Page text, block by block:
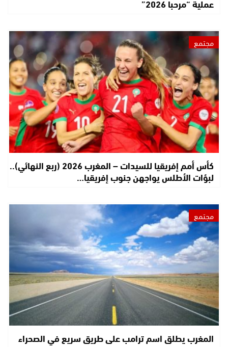
عملية “مرحبا 2026”
مجتمع
كأس أمم إفريقيا للسيدات – المغرب 2026 (ربع النهائي)..
لبؤات الأطلس يواجهن جنوب إفريقيا…
مجتمع
المغرب يطلق اسم ترامب على طريق سريع في الصحراء